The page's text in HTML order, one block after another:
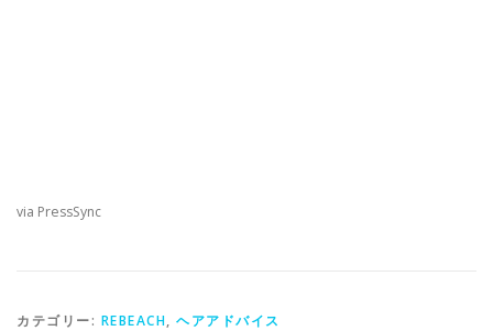
via PressSync
カテゴリー: REBEACH, ヘアアドバイス